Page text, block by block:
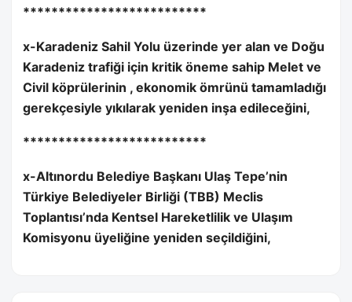
**************************
x-Karadeniz Sahil Yolu üzerinde yer alan ve Doğu
Karadeniz trafiği için kritik öneme sahip Melet ve
Civil köprülerinin , ekonomik ömrünü tamamladığı
gerekçesiyle yıkılarak yeniden inşa edileceğini,
**************************
x-Altınordu Belediye Başkanı Ulaş Tepe’nin
Türkiye Belediyeler Birliği (TBB) Meclis
Toplantısı’nda Kentsel Hareketlilik ve Ulaşım
Komisyonu üyeliğine yeniden seçildiğini,